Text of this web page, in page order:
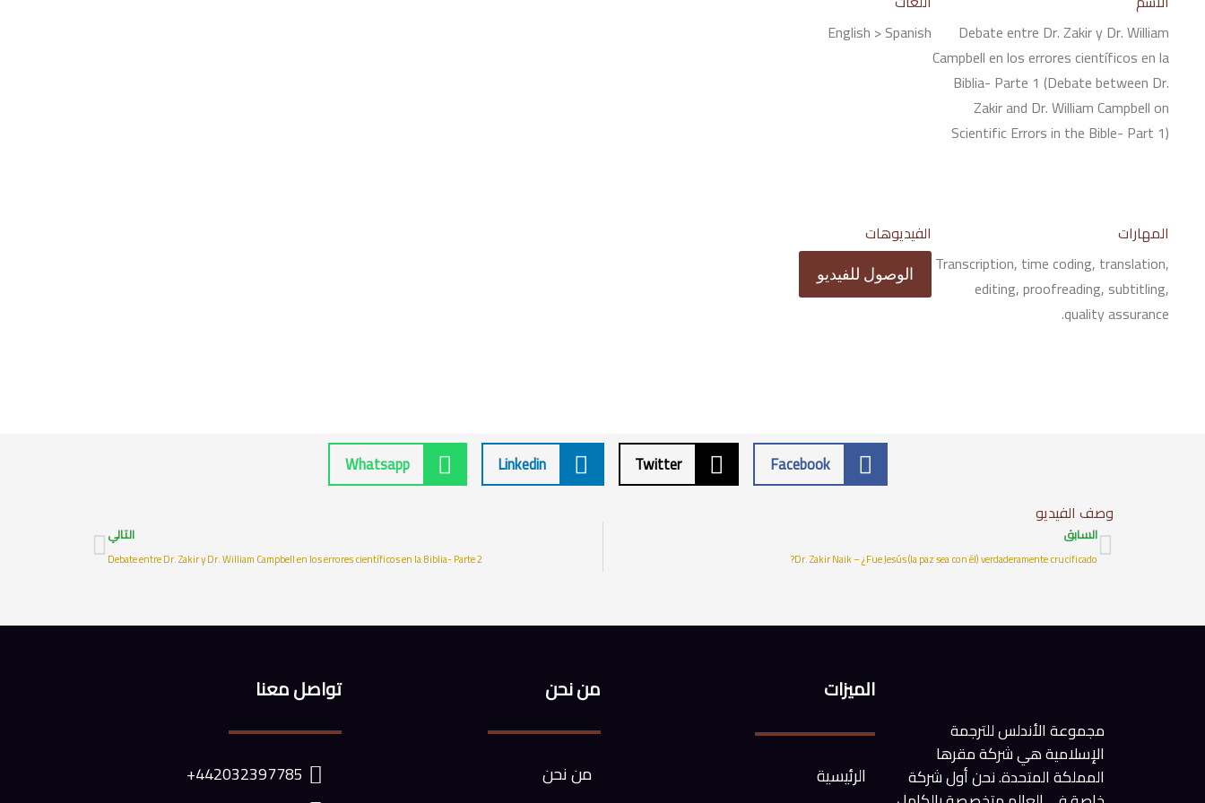
Debate entre Dr. Zakir y Dr. William
Campbell en los errores científicos en la
Biblia- Parte 1 (Debate between Dr.
Zakir and Dr. William Campbell on
Scientific Errors in the Bible- Part 1)
English > Spanish
المهارات
Transcription, time coding, translation,
editing, proofreading, subtitling,
quality assurance.
الفيديوهات
الوصول للفيديو
Facebook
Twitter
Linkedin
Whatsapp
وصف الفيديو
Prev
السابق
Dr. Zakir Naik – ¿Fue Jesús (la paz sea con él) verdaderamente crucificado?
التالي
Debate entre Dr. Zakir y Dr. William Campbell en los errores científicos en la Biblia- Parte 2
Next
مجموعة الأندلس للترجمة
الإسلامية هي شركة مقرها
المملكة المتحدة. نحن أول شركة
الميزات
الرئيسية
من نحن
من نحن
تواصل معنا
442032397785+